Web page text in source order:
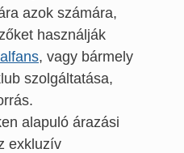
azok számára,
használják
, vagy bármely
szolgáltatása,
alapuló árazási
exkluzív